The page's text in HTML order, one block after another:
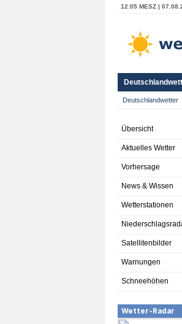
12:05 MESZ |
Deutschlandwetter
Übersicht
Aktuelles Wetter
Vorhersage
News & Wissen
Wetterstationen
Satellitenbilder
Warnungen
Schneehöhen
Wetter-Radar